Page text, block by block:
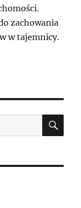
zachowania
w tajemnicy.